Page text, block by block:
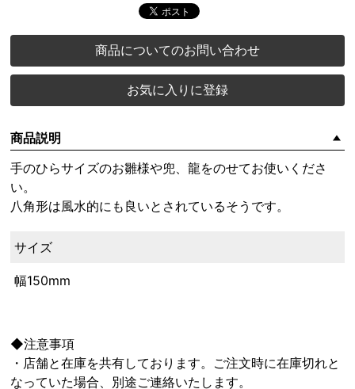
商品についてのお問い合わせ
お気に入りに登録
商品説明
手のひらサイズのお雛様や兜、龍をのせてお使いくださ
い。
八角形は風水的にも良いとされているそうです。
サイズ
幅150mm
◆注意事項
・店舗と在庫を共有しております。ご注文時に在庫切れと
なっていた場合、別途ご連絡いたします。